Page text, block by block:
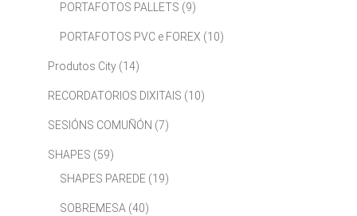
PORTAFOTOS PALLETS (9)
PORTAFOTOS PVC e FOREX (10)
Produtos City (14)
RECORDATORIOS DIXITAIS (10)
SESIÓNS COMUÑÓN (7)
SHAPES (59)
SHAPES PAREDE (19)
SOBREMESA (40)